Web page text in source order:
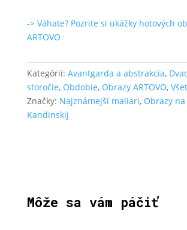
-> Váhate? Pozrite si ukážky hotových
ARTOVO
Kategórií: Avantgarda a abstrakcia,
storočie, Obdobie, Obrazy ARTOVO,
Značky: Najznámejší maliari, Obrazy
Kandinskij
Môže sa vám páčiť